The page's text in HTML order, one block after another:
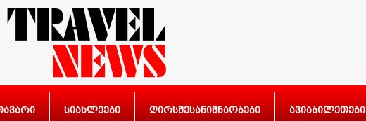
სიახლეები ღირსშესანიშნაობები ავიაბილეთები